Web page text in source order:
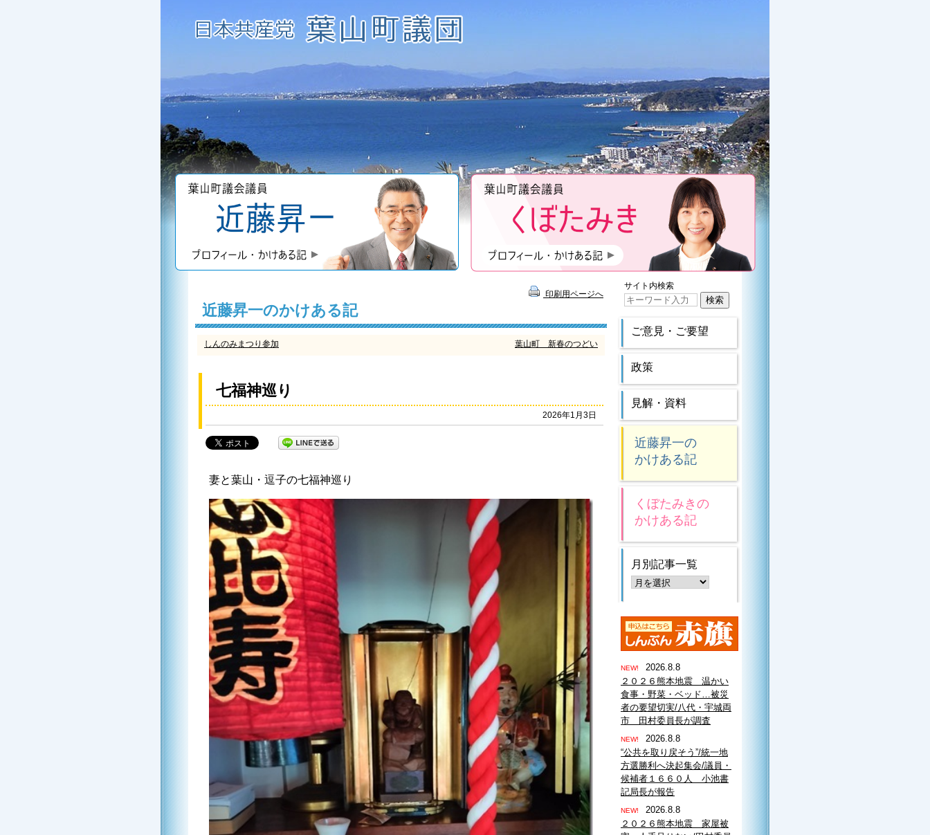
近藤昇一のプロフィール くぼたみきのプロフィール
印刷用ページへ
近藤昇一のかけある記
しんのみまつり参加 葉山町 新春のつどい
七福神巡り
2026年1月3日
妻と葉山・逗子の七福神巡り
サイト内検索
ご意見・ご要望
政策
見解・資料
近藤昇一の
かけある記
くぼたみきの
かけある記
月別記事一覧
NEW!
2026.8.8
２０２６熊本地震 温かい
食事・野菜・ベッド…被災
者の要望切実/八代・宇城両
市 田村委員長が調査
NEW!
2026.8.8
“公共を取り戻そう”/統一地
方選勝利へ決起集会/議員・
候補者１６６０人 小池書
記局長が報告
NEW!
2026.8.8
２０２６熊本地震 家屋被